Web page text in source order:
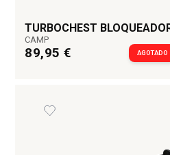
TURBOCHEST
CAMP
89,95 € AGOTADO